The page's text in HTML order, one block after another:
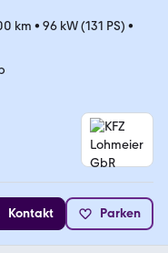
km • 96 kW (131 PS) •
Kontakt Parken